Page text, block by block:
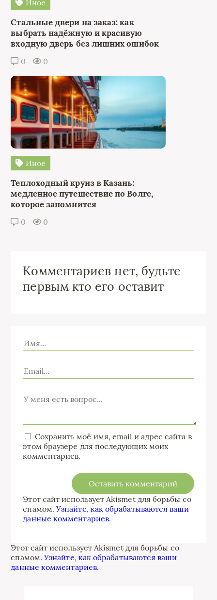
Иное
Стальные двери на заказ: как
выбрать надёжную и красивую
входную дверь без лишних ошибок
0 0
Иное
Теплоходный круиз в Казань:
медленное путешествие по Волге,
которое запомнится
0 0
Комментариев нет, будьте
первым кто его оставит
Сохранить моё имя, email и адрес сайта в
этом браузере для последующих моих
комментариев.
Этот сайт использует Akismet для борьбы со
спамом.Узнайте, как обрабатываются ваши
данные комментариев.
Этот сайт использует Akismet для борьбы со
спамом.Узнайте, как обрабатываются ваши
данные комментариев.